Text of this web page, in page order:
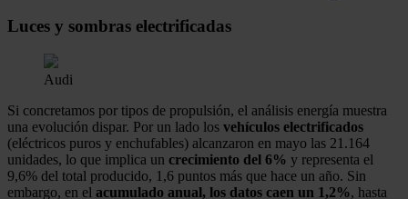
Luces y sombras electrificadas
Audi
Si concretamos por tipos de propulsión, el análisis energía muestra
una evolución dispar. Por un lado los vehículos electrificados
(eléctricos puros y enchufables) alcanzaron en mayo las 21.164
unidades, lo que implica un crecimiento del 6% y representa el
9,6% del total producido, 1,6 puntos más que hace un año. Sin
embargo, en el acumulado anual, los datos caen un 1,2%, hasta